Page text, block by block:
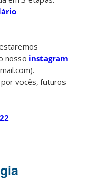
nosso instagram
vocês, futuros